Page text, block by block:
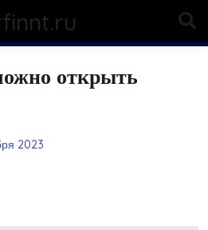
открыть
2023